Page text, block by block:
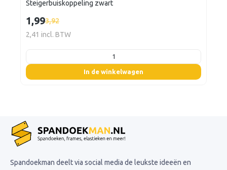
Steigerbuiskoppeling zwart
1,993,92
2,41 incl. BTW
In de winkelwagen
Spandoekman deelt via social media de leukste ideeën en